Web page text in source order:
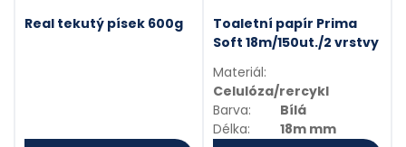
Real tekutý písek 600g
Toaletní papír Prima
Soft 18m/150ut./2 vrstvy
Materiál:
Celulóza/rercykl
Barva:
Bílá
Délka:
18m mm